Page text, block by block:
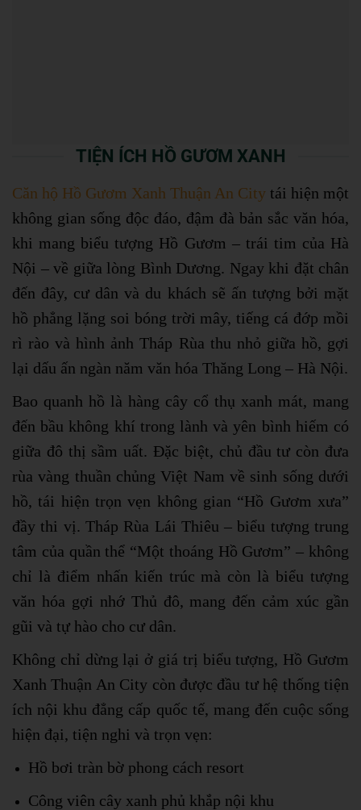
TIỆN ÍCH HỒ GƯƠM XANH
Căn hộ Hồ Gươm Xanh Thuận An City tái hiện một
không gian sống độc đáo, đậm đà bản sắc văn hóa,
khi mang biểu tượng Hồ Gươm – trái tim của Hà
Nội – về giữa lòng Bình Dương. Ngay khi đặt chân
đến đây, cư dân và du khách sẽ ấn tượng bởi mặt
hồ phẳng lặng soi bóng trời mây, tiếng cá đớp mồi
rì rào và hình ảnh Tháp Rùa thu nhỏ giữa hồ, gợi
lại dấu ấn ngàn năm văn hóa Thăng Long – Hà Nội.
Bao quanh hồ là hàng cây cổ thụ xanh mát, mang
đến bầu không khí trong lành và yên bình hiếm có
giữa đô thị sầm uất. Đặc biệt, chủ đầu tư còn đưa
rùa vàng thuần chủng Việt Nam về sinh sống dưới
hồ, tái hiện trọn vẹn không gian “Hồ Gươm xưa”
đầy thi vị. Tháp Rùa Lái Thiêu – biểu tượng trung
tâm của quần thể “Một thoáng Hồ Gươm” – không
chỉ là điểm nhấn kiến trúc mà còn là biểu tượng
văn hóa gợi nhớ Thủ đô, mang đến cảm xúc gần
gũi và tự hào cho cư dân.
Không chỉ dừng lại ở giá trị biểu tượng, Hồ Gươm
Xanh Thuận An City còn được đầu tư hệ thống tiện
ích nội khu đẳng cấp quốc tế, mang đến cuộc sống
hiện đại, tiện nghi và trọn vẹn:
Hồ bơi tràn bờ phong cách resort
Công viên cây xanh phủ khắp nội khu